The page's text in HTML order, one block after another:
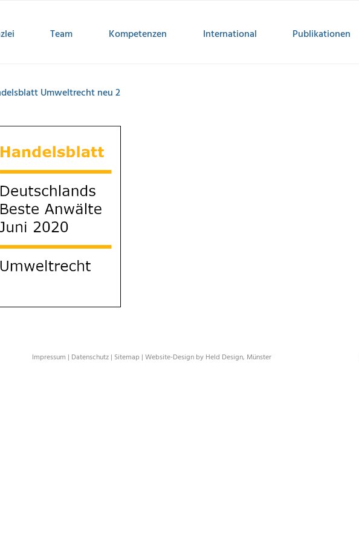
Team Kompetenzen International Publikationen
Umweltrecht neu 2
Impressum | Datenschutz| Sitemap| Website-Design by Held Design, Münster